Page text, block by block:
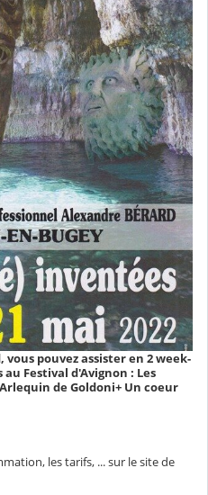
pouvez assister en 2 week-
Festival d'Avignon : Les
de Goldoni+ Un coeur
les tarifs, ... sur le site de